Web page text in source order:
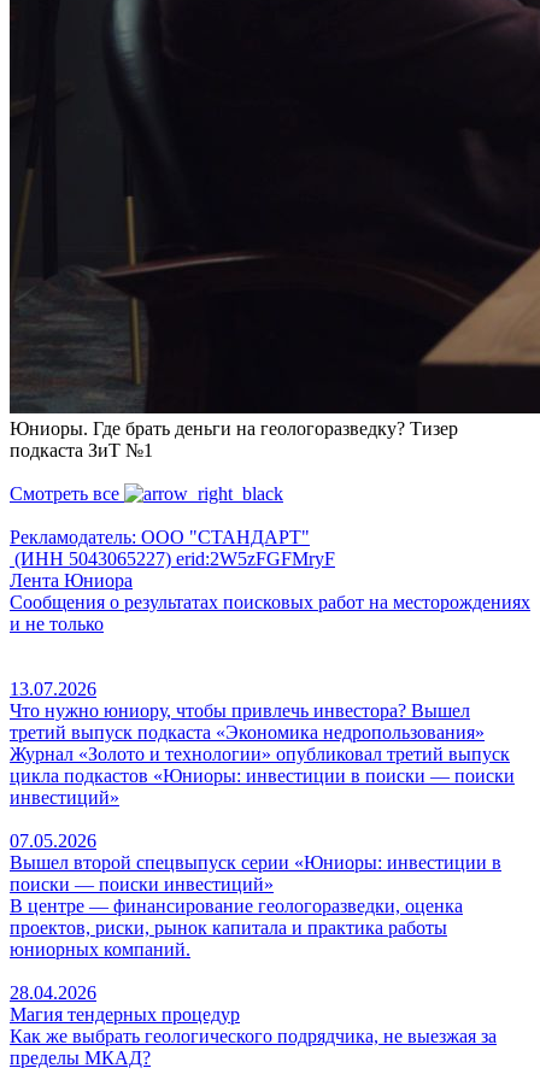
Юниоры. Где брать деньги на геологоразведку? Тизер
подкаста ЗиТ №1
Смотреть все
Рекламодатель: ООО "СТАНДАРТ"
(ИНН 5043065227) erid:2W5zFGFMryF
Лента Юниора
Сообщения о результатах поисковых работ на месторождениях
и не только
13.07.2026
Что нужно юниору, чтобы привлечь инвестора? Вышел
третий выпуск подкаста «Экономика недропользования»
Журнал «Золото и технологии» опубликовал третий выпуск
цикла подкастов «Юниоры: инвестиции в поиски — поиски
инвестиций»
07.05.2026
Вышел второй спецвыпуск серии «Юниоры: инвестиции в
поиски — поиски инвестиций»
В центре — финансирование геологоразведки, оценка
проектов, риски, рынок капитала и практика работы
юниорных компаний.
28.04.2026
Магия тендерных процедур
Как же выбрать геологического подрядчика, не выезжая за
пределы МКАД?